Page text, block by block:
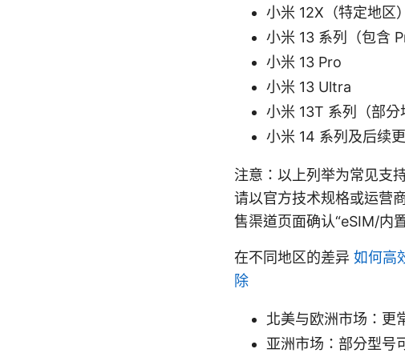
小米 12X（特定地区）
小米 13 系列（包含
小米 13 Pro
小米 13 Ultra
小米 13T 系列（部分
小米 14 系列及后续
注意：以上列举为常见支
请以官方技术规格或运营
售渠道页面确认“eSIM/内
在不同地区的差异 如何高
除
北美与欧洲市场：更
亚洲市场：部分型号